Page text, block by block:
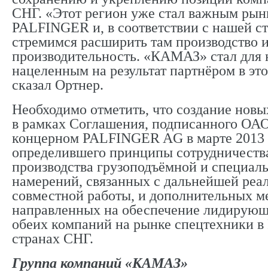
СНГ. «Этот регион уже стал важным
PALFINGER и, в соответствии с нашей
стремимся расширить там производство
производительность. «КАМАЗ» стал
нацеленным на результат партнёром в
сказал Ортнер.
Необходимо отметить, что создание
в рамках Соглашения, подписанного
концерном PALFINGER AG в марте 2013
определившего принципы
производства грузоподъёмной и
намерений, связанных с дальнейшей
совместной работы, и дополнительных
направленных на обеспечение
обеих компаний на рынке спецтехники
странах СНГ.
Группа компаний «КАМАЗ»